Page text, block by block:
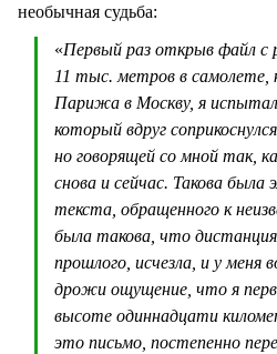
необычная судьба:
«Первый раз открыв файл с
11 тыс. метров в самолете,
Парижа в Москву, я испытал
который вдруг
но говорящей со мной так,
снова и сейчас. Такова была
текста, обращенного к
была такова, что
прошлого, исчезла, и у меня
дрожи ощущение, что я
высоте одиннадцати
это письмо, постепенно